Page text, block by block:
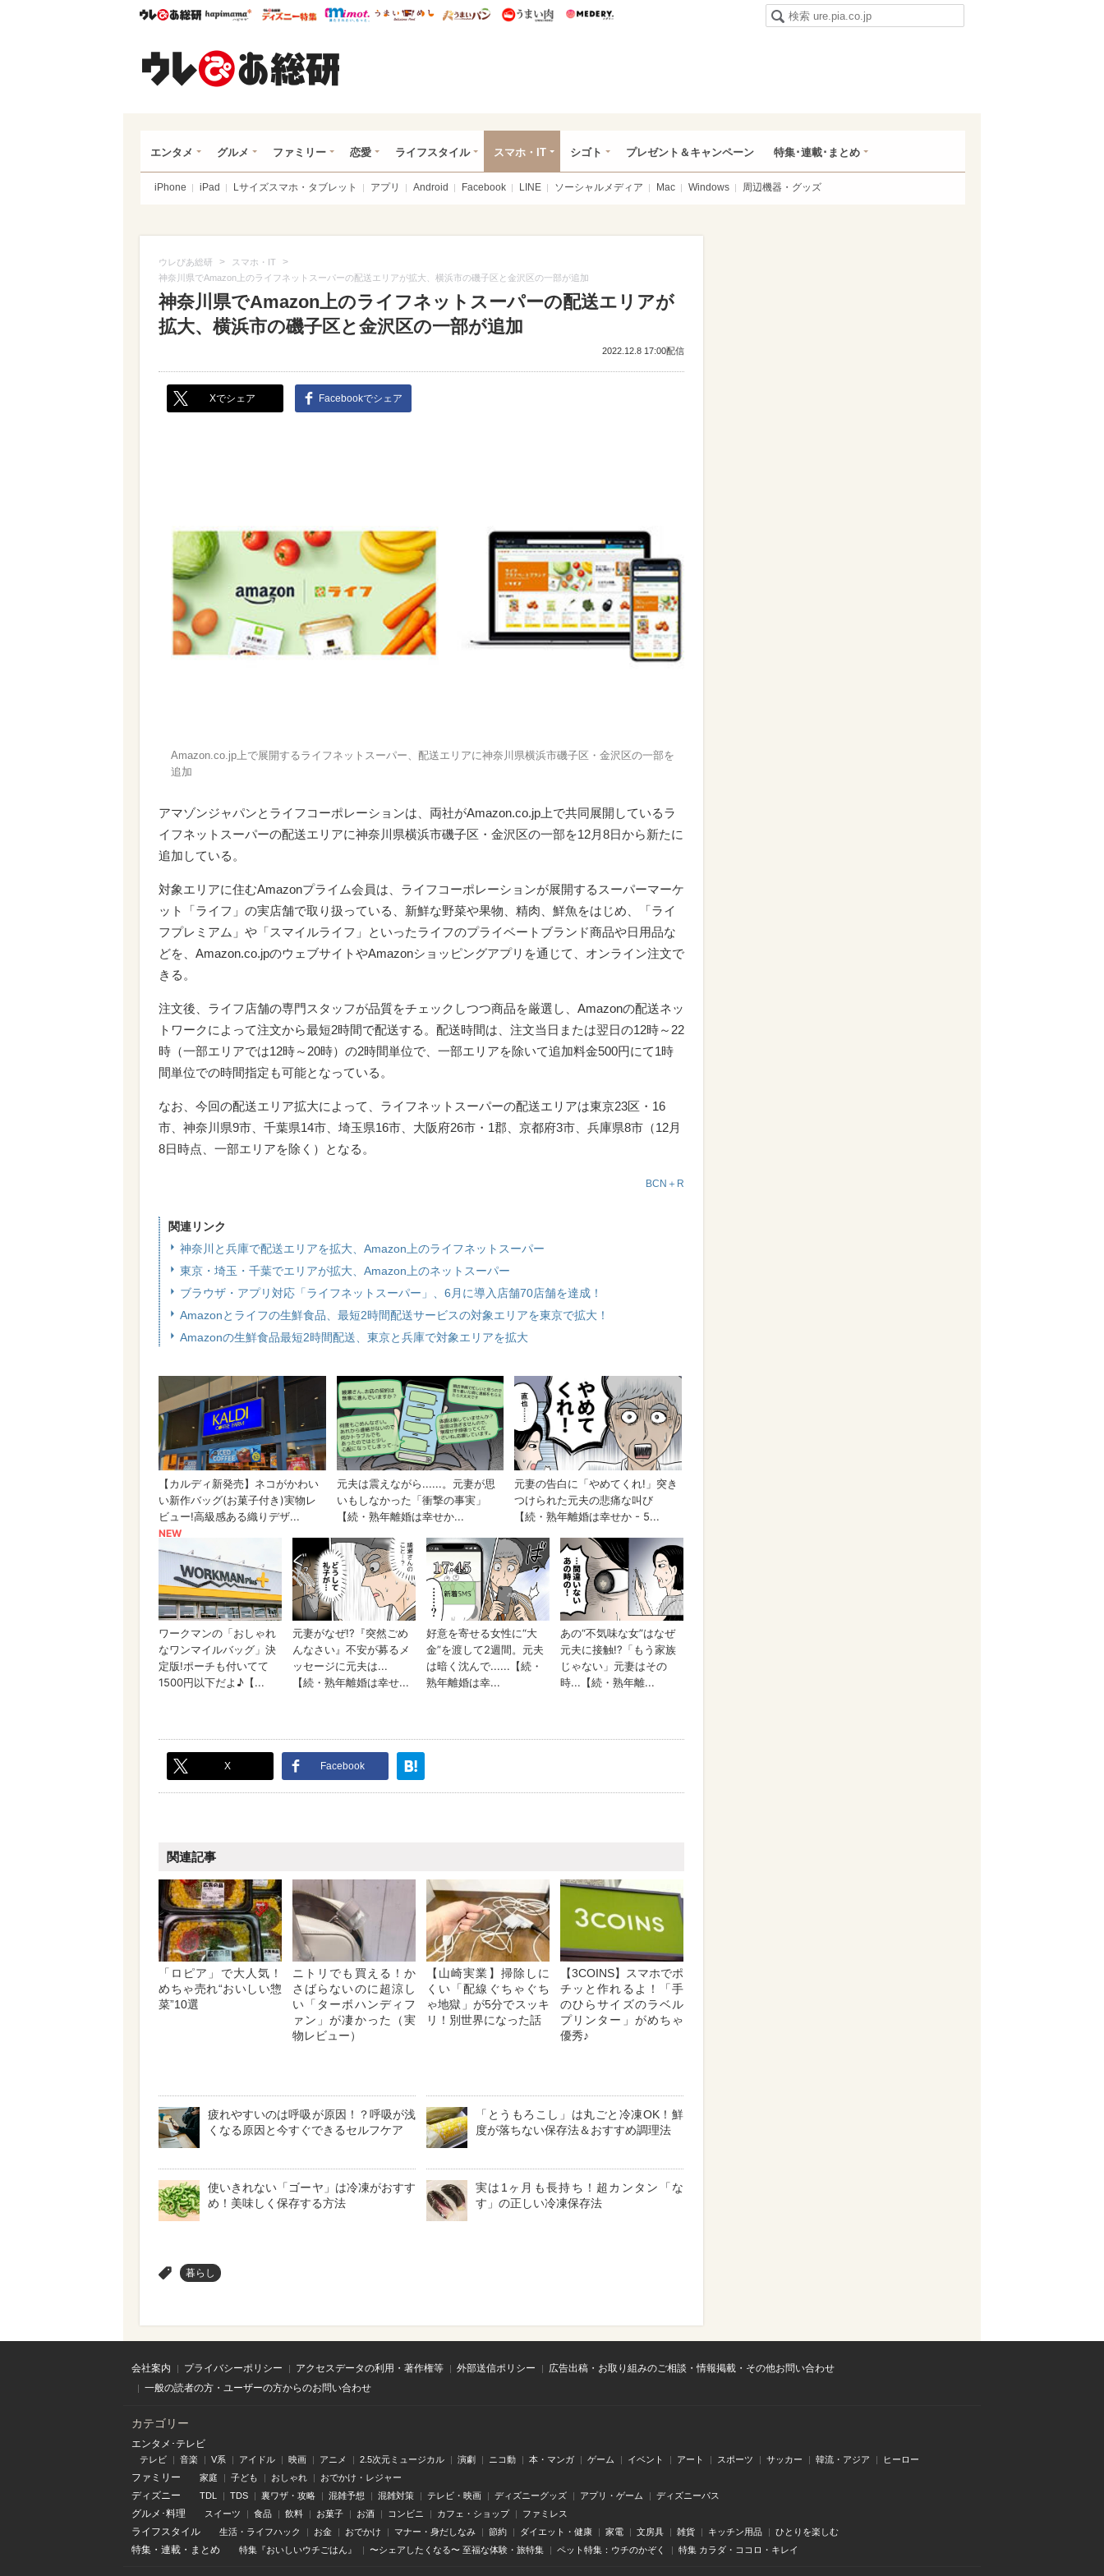
ウレぴあ総研ハピママ* ウレぴあ総研 ディズニー特集
mimot. うまいめし うまいパン うまい肉
エンタメ グルメ ファミリー 恋愛 ライフスタイル スマホ・IT シゴト プレゼント＆キャンペーン 特集･連載･まとめ
iPhone iPad Lサイズスマホ・タブレット アプリ Android Facebook LINE ソーシャルメディア Mac Windows 周辺機器・グッズ
ウレぴあ総研 > スマホ・IT >
神奈川県でAmazon上のライフネットスーパーの配送エリアが拡大、横浜市の磯子区と金沢区の一部が追加
神奈川県でAmazon上のライフネットスーパーの配送エリアが
拡大、横浜市の磯子区と金沢区の一部が追加
2022.12.8 17:00配信
Xでシェア Facebookでシェア
Amazon.co.jp上で展開するライフネットスーパー、配送エリアに神奈川県横浜市磯子区・金沢区の一部を
追加
アマゾンジャパンとライフコーポレーションは、両社がAmazon.co.jp上で共同展開しているラ
イフネットスーパーの配送エリアに神奈川県横浜市磯子区・金沢区の一部を12月8日から新たに
追加している。
対象エリアに住むAmazonプライム会員は、ライフコーポレーションが展開するスーパーマーケ
ット「ライフ」の実店舗で取り扱っている、新鮮な野菜や果物、精肉、鮮魚をはじめ、「ライ
フプレミアム」や「スマイルライフ」といったライフのプライベートブランド商品や日用品な
どを、Amazon.co.jpのウェブサイトやAmazonショッピングアプリを通じて、オンライン注文で
きる。
注文後、ライフ店舗の専門スタッフが品質をチェックしつつ商品を厳選し、Amazonの配送ネッ
トワークによって注文から最短2時間で配送する。配送時間は、注文当日または翌日の12時～22
時（一部エリアでは12時～20時）の2時間単位で、一部エリアを除いて追加料金500円にて1時
間単位での時間指定も可能となっている。
なお、今回の配送エリア拡大によって、ライフネットスーパーの配送エリアは東京23区・16
市、神奈川県9市、千葉県14市、埼玉県16市、大阪府26市・1郡、京都府3市、兵庫県8市（12月
8日時点、一部エリアを除く）となる。
BCN＋R
関連リンク
神奈川と兵庫で配送エリアを拡大、Amazon上のライフネットスーパー
東京・埼玉・千葉でエリアが拡大、Amazon上のネットスーパー
ブラウザ・アプリ対応「ライフネットスーパー」、6月に導入店舗70店舗を達成！
Amazonとライフの生鮮食品、最短2時間配送サービスの対象エリアを東京で拡大！
Amazonの生鮮食品最短2時間配送、東京と兵庫で対象エリアを拡大
X Facebook
関連記事
「ロピア」で大人気！
めちゃ売れ“おいしい惣
菜”10選
ニトリでも買える！か
さばらないのに超涼し
い「ターボハンディフ
ァン」が凄かった（実
物レビュー）
【山崎実業】掃除しに
くい「配線ぐちゃぐち
ゃ地獄」が5分でスッキ
リ！別世界になった話
【3COINS】スマホでポ
チッと作れるよ！「手
のひらサイズのラベル
プリンター」がめちゃ
優秀♪
疲れやすいのは呼吸が原因！？呼吸が浅
くなる原因と今すぐできるセルフケア
「とうもろこし」は丸ごと冷凍OK！鮮
度が落ちない保存法＆おすすめ調理法
使いきれない「ゴーヤ」は冷凍がおすす
め！美味しく保存する方法
実は1ヶ月も長持ち！超カンタン「な
す」の正しい冷凍保存法
暮らし
会社案内 プライバシーポリシー アクセスデータの利用・著作権等 外部送信ポリシー
広告出稿・お取り組みのご相談・情報掲載・その他お問い合わせ
一般の読者の方・ユーザーの方からのお問い合わせ
カテゴリー
エンタメ･テレビ
テレビ 音楽 V系 アイドル 映画 アニメ 2.5次元ミュージカル 演劇 ニコ動 本・マンガ ゲーム イベント アート スポーツ サッカー 韓流・アジア ヒーロー
ファミリー 家庭 子ども おしゃれ おでかけ・レジャー
ディズニー TDL TDS 裏ワザ・攻略 混雑予想 混雑対策 テレビ・映画 ディズニーグッズ アプリ・ゲーム ディズニーパス
グルメ･料理 スイーツ 食品 飲料 お菓子 お酒 コンビニ カフェ・ショップ ファミレス
ライフスタイル 生活・ライフハック お金 おでかけ マナー・身だしなみ 節約 ダイエット・健康 家電 文房具 雑貨 キッチン用品 ひとりを楽しむ
特集 ・ 連載 ・ まとめ 特集『おいしいウチごはん』 〜シェアしたくなる〜 至福な体験・旅特集 ペット特集：ウチのかぞく 特集 カラダ・ココロ・キレイ